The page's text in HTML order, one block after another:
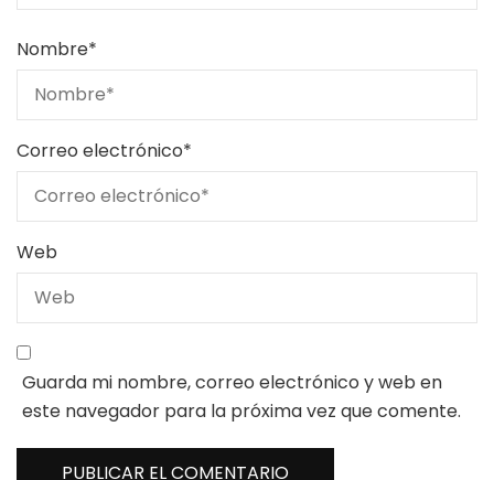
Nombre*
Correo electrónico*
Web
Guarda mi nombre, correo electrónico y web en
este navegador para la próxima vez que comente.